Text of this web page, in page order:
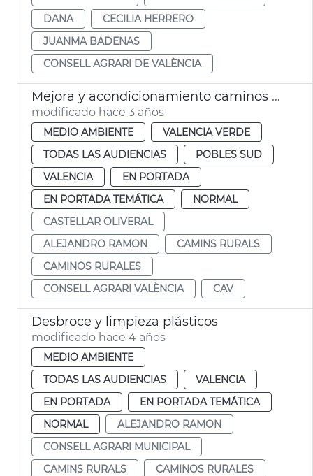
DANA
CECILIA HERRERO
JUANMA BADENAS
CONSELL AGRARI DE VALÈNCIA
Mejora y acondicionamiento caminos rurales
modificado hace 3 años
MEDIO AMBIENTE
VALENCIA VERDE
TODAS LAS AUDIENCIAS
POBLES SUD
VALENCIA
EN PORTADA
EN PORTADA TEMÁTICA
NORMAL
CASTELLAR OLIVERAL
ALEJANDRO RAMON
CAMINS RURALS
CAMINOS RURALES
CONSELL AGRARI VALÈNCIA
CAV
Desbroce y limpieza plásticos
modificado hace 4 años
MEDIO AMBIENTE
TODAS LAS AUDIENCIAS
VALENCIA
EN PORTADA
EN PORTADA TEMÁTICA
NORMAL
ALEJANDRO RAMON
CONSELL AGRARI MUNICIPAL
CAMINS RURALS
CAMINOS RURALES